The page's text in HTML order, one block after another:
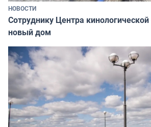
НОВОСТИ
Сотруднику Центра
новый дом